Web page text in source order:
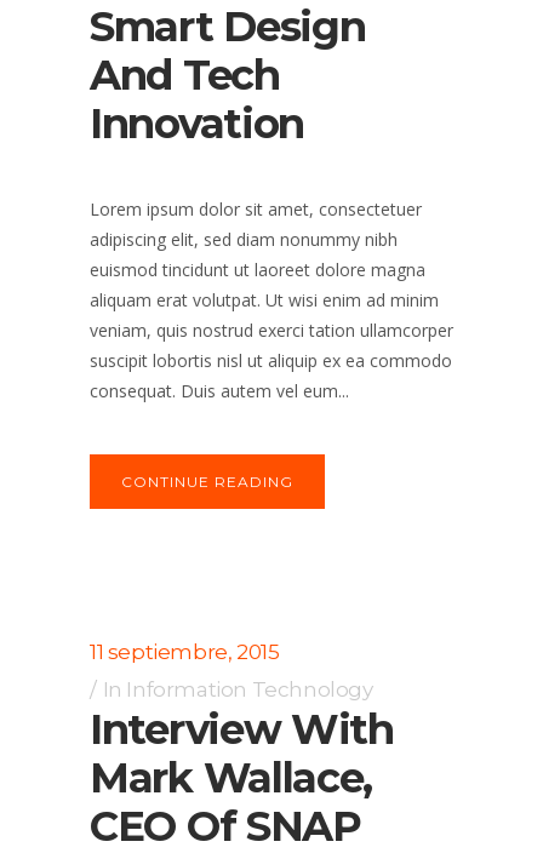
Smart Design
And Tech
Innovation
Lorem ipsum dolor sit amet, consectetuer
adipiscing elit, sed diam nonummy nibh
euismod tincidunt ut laoreet dolore magna
aliquam erat volutpat. Ut wisi enim ad minim
veniam, quis nostrud exerci tation ullamcorper
suscipit lobortis nisl ut aliquip ex ea commodo
consequat. Duis autem vel eum...
CONTINUE READING
11 septiembre, 2015
In Information Technology
Interview With
Mark Wallace,
CEO Of SNAP